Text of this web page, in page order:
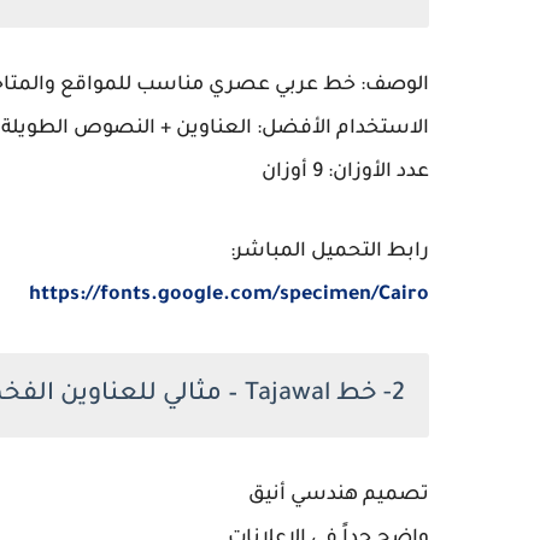
الوصف: خط عربي عصري مناسب للمواقع
الاستخدام الأفضل: العناوين + النصوص الطويلة
عدد الأوزان:
رابط التحميل المباشر:
https://fonts.google.com/specimen/Cairo
2- خط Tajawal – مثالي للعناوين الفخمة
تصميم هندسي أنيق